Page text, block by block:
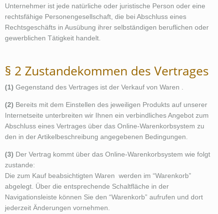
Unternehmer ist jede natürliche oder juristische Person oder eine
rechtsfähige Personengesellschaft, die bei Abschluss eines
Rechtsgeschäfts in Ausübung ihrer selbständigen beruflichen oder
gewerblichen Tätigkeit handelt.
§ 2 Zustandekommen des Vertrages
(1) Gegenstand des Vertrages ist der Verkauf von Waren .
(2) Bereits mit dem Einstellen des jeweiligen Produkts auf unserer
Internetseite unterbreiten wir Ihnen ein verbindliches Angebot zum
Abschluss eines Vertrages über das Online-Warenkorbsystem zu
den in der Artikelbeschreibung angegebenen Bedingungen.
(3) Der Vertrag kommt über das Online-Warenkorbsystem wie folgt
zustande:
Die zum Kauf beabsichtigten Waren werden im “Warenkorb”
abgelegt. Über die entsprechende Schaltfläche in der
Navigationsleiste können Sie den “Warenkorb” aufrufen und dort
jederzeit Änderungen vornehmen.